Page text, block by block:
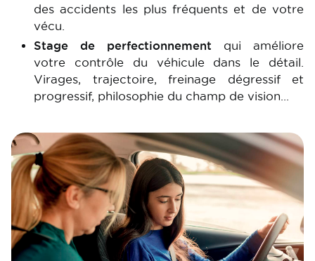
des accidents les plus fréquents et de votre
vécu.
Stage de perfectionnement qui améliore
votre contrôle du véhicule dans le détail.
Virages, trajectoire, freinage dégressif et
progressif, philosophie du champ de vision…
Image